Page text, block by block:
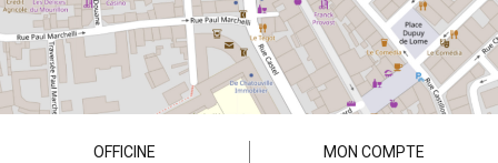
OFFICINE MON COMPTE